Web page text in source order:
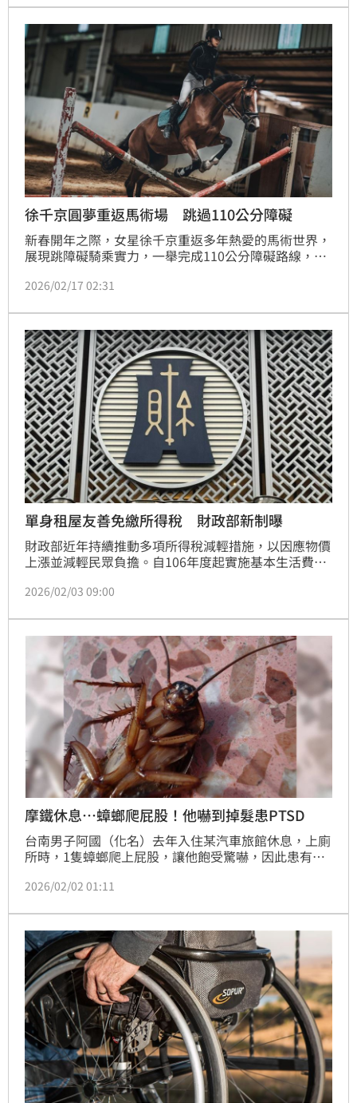
徐千京圓夢重返馬術場 跳過110公分障礙
新春開年之際，女星徐千京重返多年熱愛的馬術世界，
展現跳障礙騎乘實力，一舉完成110公分障礙路線，從
的一年揭開充滿希望與力量的序幕。徐千京坦言，學騎
懂馬，到慢慢了解牠們的習性、情緒與節奏，我花了非
常多時間在練習與磨合上。」
2026/02/17 02:31
單身租屋友善免繳所得稅 財政部新制曝
財政部近年持續推動多項所得稅減輕措施，以因應物價
上漲並減輕民眾負擔。自106年度起實施基本生活費不
扣除額。為照顧育兒、租屋及長照家庭，108年度增訂
大適用範圍。115年度（明年申報適用）免稅額調升至
10.1萬元，標準扣除額至13.6萬元，薪資及身心障礙扣
除額至22.7萬元。經優化後，單身年薪64.4萬元、雙薪
租屋家庭年薪110.8萬元、四口之家年薪168.5萬元，以
及三代同堂年薪224.35萬元，皆可免繳所得稅，持續減
輕民眾租稅負擔，建構優質賦稅環境。
2026/02/03 09:00
摩鐵休息…蟑螂爬屁股！他嚇到掉髮患PTSD
台南男子阿國（化名）去年入住某汽車旅館休息，上廁
所時，1隻蟑螂爬上屁股，讓他飽受驚嚇，因此患有
主張，他反映此事後，沒立刻處理，還有2名朋友來
響；法官也認為，無證據證明，因受蟑螂驚嚇導致所述
身體狀況產生，因此，駁回告訴。
2026/02/02 01:11